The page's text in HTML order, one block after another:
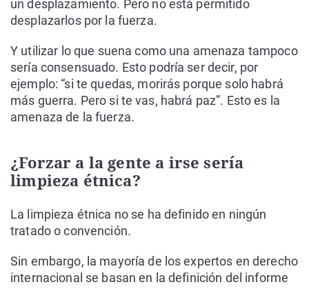
un desplazamiento. Pero no está permitido
desplazarlos por la fuerza.
Y utilizar lo que suena como una amenaza tampoco
sería consensuado. Esto podría ser decir, por
ejemplo: “si te quedas, morirás porque solo habrá
más guerra. Pero si te vas, habrá paz”. Esto es la
amenaza de la fuerza.
¿Forzar a la gente a irse sería
limpieza étnica?
La limpieza étnica no se ha definido en ningún
tratado o convención.
Sin embargo, la mayoría de los expertos en derecho
internacional se basan en la definición del informe